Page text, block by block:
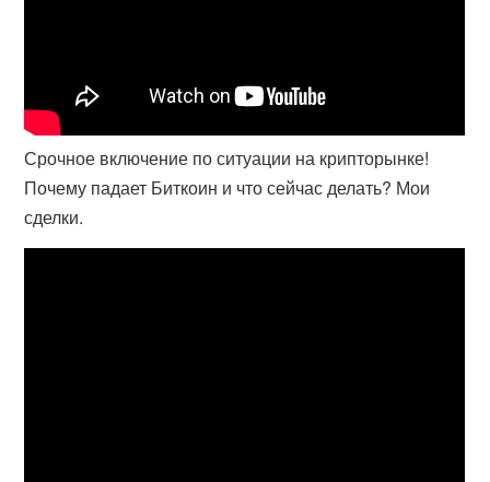
Срочное включение по ситуации на крипторынке!
Почему падает Биткоин и что сейчас делать? Мои
сделки.